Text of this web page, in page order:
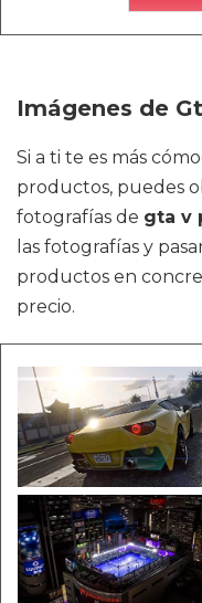
Imágenes de
Si a ti te es más
productos, puedes
fotografías de gta v
las fotografías y
productos en
precio.